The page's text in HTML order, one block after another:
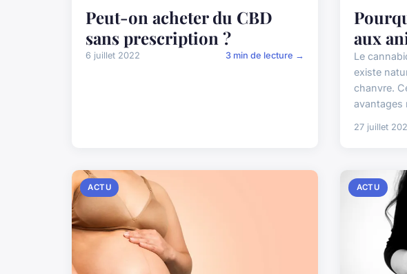
Peut-on acheter du CBD
sans prescription ?
6 juillet 2022 3 min de lecture →
aux
Le
existe
chanvre.
avantages
27 juillet
ACTU ACTU